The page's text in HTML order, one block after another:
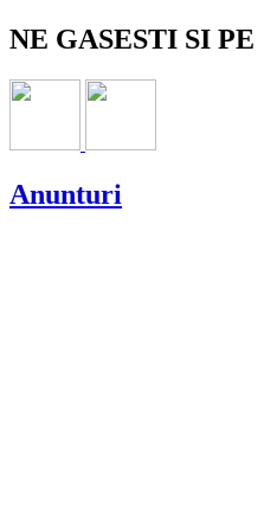
NE GASESTI SI PE
Anunturi